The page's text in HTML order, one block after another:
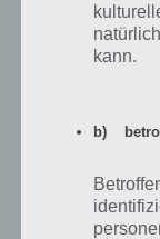
100 Floors –
kann.
b)